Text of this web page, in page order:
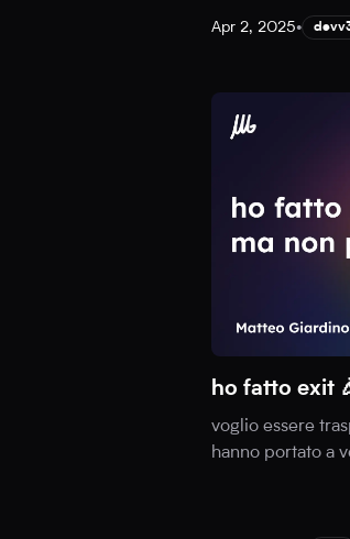
Apr 2, 2025•
ho fatto exit
voglio essere
hanno portato a